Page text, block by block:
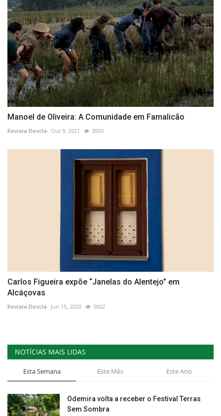
Manoel de Oliveira: A Comunidade em Famalicão
Revista Descla Out 9, 2021 3003
Carlos Figueira expõe “Janelas do Alentejo” em
Alcáçovas
Revista Descla Jun 15, 2020 5002
NOTÍCIAS MAIS LIDAS
Esta Semana Este Mês Este Ano
Odemira volta a receber o Festival Terras
Sem Sombra